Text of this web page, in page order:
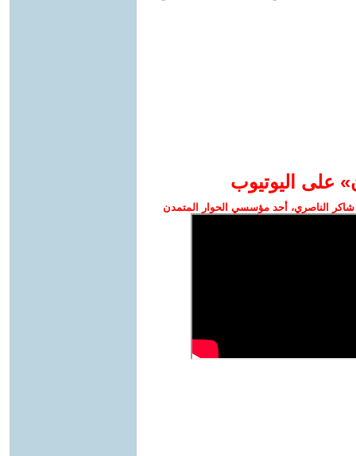
على اليوتيوب
الناصري، أحد مؤسسي الحوار المتمدن